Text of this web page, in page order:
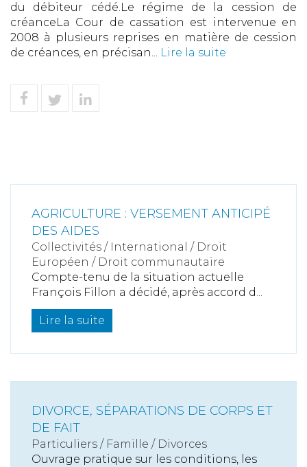
du débiteur cédé.Le régime de la cession de
créanceLa Cour de cassation est intervenue en
2008 à plusieurs reprises en matière de cession
de créances, en précisan... Lire la suite
AGRICULTURE : VERSEMENT ANTICIPÉ
DES AIDES
Collectivités / International / Droit
Européen / Droit communautaire
Compte-tenu de la situation actuelle
François Fillon a décidé, après accord d...
Lire la suite
DIVORCE, SÉPARATIONS DE CORPS ET
DE FAIT
Particuliers / Famille / Divorces
Ouvrage pratique sur les conditions, les